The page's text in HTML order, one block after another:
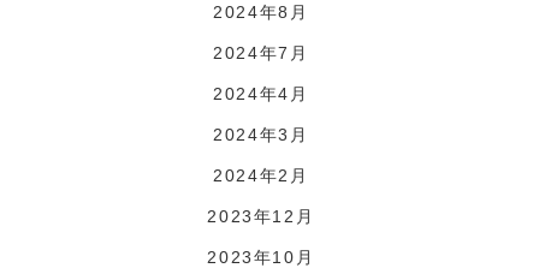
2024年8月
2024年7月
2024年4月
2024年3月
2024年2月
2023年12月
2023年10月